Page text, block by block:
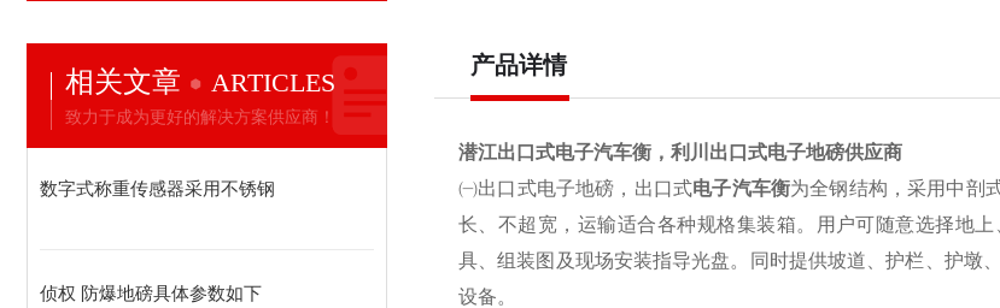
相关文章 ARTICLES
致力于成为更好的解决方案供应商！
数字式称重传感器采用不锈钢
侦权 防爆地磅具体参数如下
产品详情
潜江出口式电子汽车衡，利川出口式电子地磅供应商
㈠出口式电子地磅，出口式电子汽车衡为全钢结构，采用中剖
长、不超宽，运输适合各种规格集装箱。用户可随意选择地
具、组装图及现场安装指导光盘。同时提供坡道、护栏、护墩
设备。